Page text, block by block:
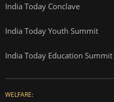
India Today Conclave
India Today Youth Summit
India Today Education Summit
WELFARE: